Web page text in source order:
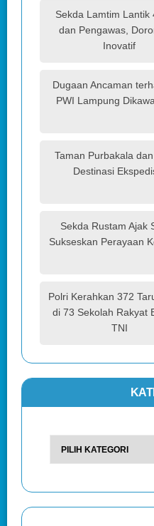
Sekda Lamtim Lantik
dan Pengawas,
Inovatif
Dugaan Ancaman
PWI Lampung
Taman Purbakala
Destinasi
Sekda Rustam Ajak
Sukseskan Perayaan
Polri Kerahkan 372
di 73 Sekolah Rakyat
TNI